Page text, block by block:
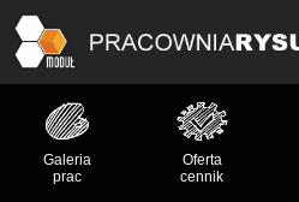
Galeria
prac
Oferta
cennik